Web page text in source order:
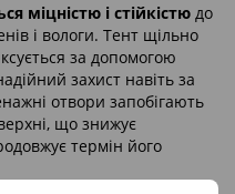
міцністю і стійкістю до
і вологи. Тент щільно
за допомогою
захист навіть за
отвори запобігають
що знижує
термін його